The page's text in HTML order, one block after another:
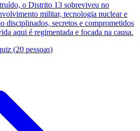
o Distrito 13 sobreviveu no
militar, tecnologia nuclear e
disciplinados, secretos e comprometidos
aqui é regimentada e focada na causa.
(20 pessoas)